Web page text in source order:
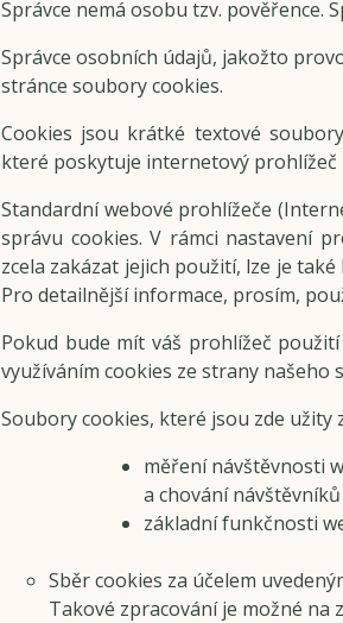
Správce nemá osobu tzv. pověřence.
Správce osobních údajů, jakožto
stránce soubory cookies.
Cookies jsou krátké textové
které poskytuje internetový prohlížeč
Standardní webové prohlížeče
správu cookies. V rámci nastavení
zcela zakázat jejich použití, lze je
Pro detailnější informace, prosím,
Pokud bude mít váš prohlížeč
využíváním cookies ze strany našeho
Soubory cookies, které jsou zde užity
měření návštěvnosti
a chování
základní funkčnosti
Sběr cookies za účelem
Takové zpracování je možné na